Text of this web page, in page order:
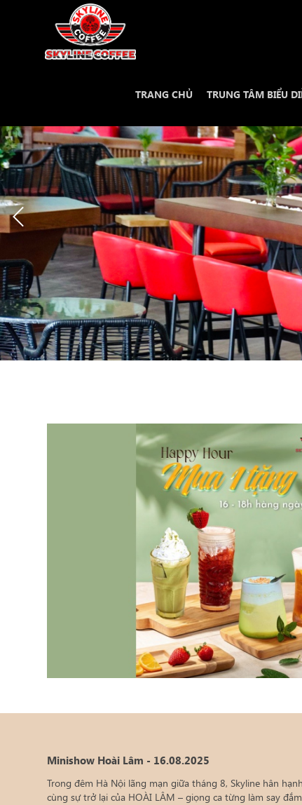
TRANG CHỦ TRUNG TÂM BIỂU
Minishow Hoài Lâm - 16.08.2025
Trong đêm Hà Nội lãng mạn giữa tháng 8, Skyline hân
cùng sự trở lại của HOÀI LÂM – giọng ca từng làm say